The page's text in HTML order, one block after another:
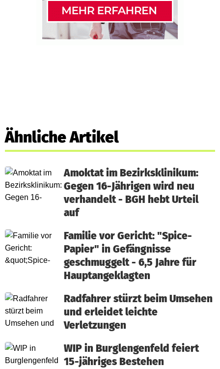
Ähnliche Artikel
Amoktat im Bezirksklinikum:
Gegen 16-Jährigen wird neu
verhandelt - BGH hebt Urteil
auf
Familie vor Gericht: "Spice-
Papier" in Gefängnisse
geschmuggelt - 6,5 Jahre für
Hauptangeklagten
Radfahrer stürzt beim Umsehen
und erleidet leichte
Verletzungen
WIP in Burglengenfeld feiert
15-jähriges Bestehen